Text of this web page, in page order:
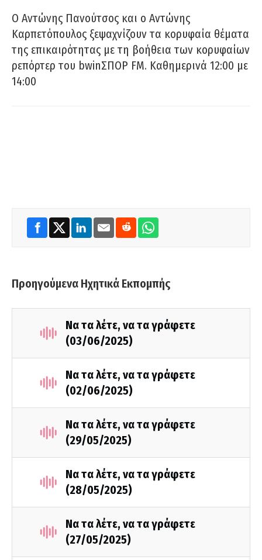
Ο Αντώνης Πανούτσος και ο Αντώνης
Καρπετόπουλος ξεψαχνίζουν τα κορυφαία θέματα
της επικαιρότητας με τη βοήθεια των κορυφαίων
ρεπόρτερ του bwinΣΠΟΡ FM. Καθημερινά 12:00 με
14:00
Προηγούμενα Ηχητικά Εκπομπής
Να τα λέτε, να τα γράφετε
(03/06/2025)
Να τα λέτε, να τα γράφετε
(02/06/2025)
Να τα λέτε, να τα γράφετε
(29/05/2025)
Να τα λέτε, να τα γράφετε
(28/05/2025)
Να τα λέτε, να τα γράφετε
(27/05/2025)